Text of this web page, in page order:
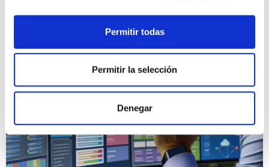
Permitir todas
Permitir la selección
Denegar